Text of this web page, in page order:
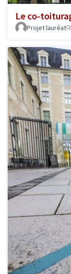
Le co-
Projet lauréat